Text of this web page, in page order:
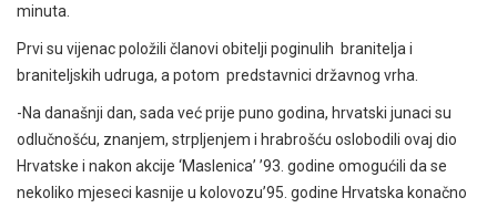
minuta.
Prvi su vijenac položili članovi obitelji poginulih branitelja i
braniteljskih udruga, a potom predstavnici državnog vrha.
-Na današnji dan, sada već prije puno godina, hrvatski junaci su
odlučnošću, znanjem, strpljenjem i hrabrošću oslobodili ovaj dio
Hrvatske i nakon akcije ‘Maslenica’ ’93. godine omogućili da se
nekoliko mjeseci kasnije u kolovozu’95. godine Hrvatska konačno